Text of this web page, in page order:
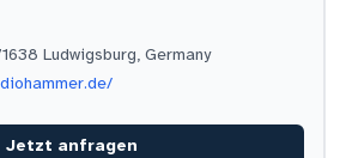
Ludwigsburg, Germany
Jetzt anfragen